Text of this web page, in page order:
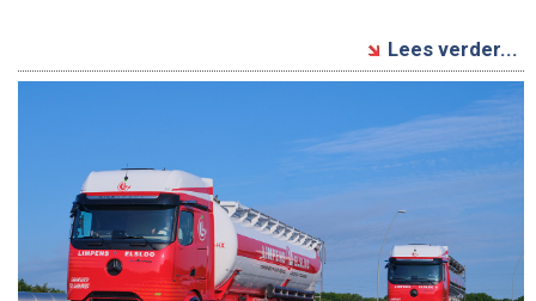
Lees verder...